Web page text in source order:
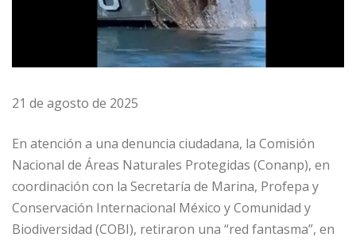
21 de agosto de 2025
En atención a una denuncia ciudadana, la Comisión
Nacional de Áreas Naturales Protegidas (Conanp), en
coordinación con la Secretaría de Marina, Profepa y
Conservación Internacional México y Comunidad y
Biodiversidad (COBI), retiraron una “red fantasma”, en